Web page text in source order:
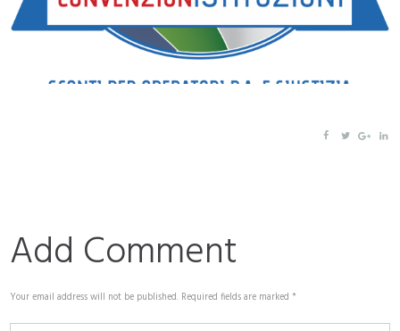
Add Comment
Your email address will not be published. Required fields are marked *